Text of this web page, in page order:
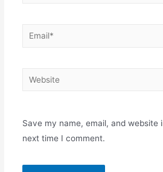
Save my name, email, and website
next time I comment.